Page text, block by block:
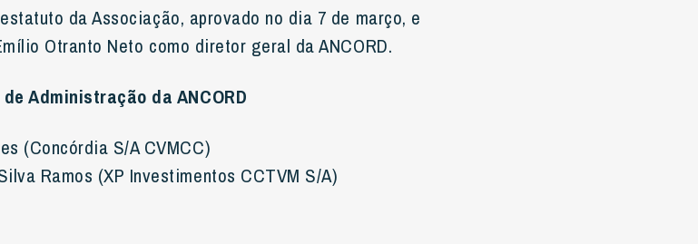
da Associação, aprovado no dia 7 de março, e
Otranto Neto como diretor geral da ANCORD.
Administração da ANCORD
(Concórdia S/A CVMCC)
Ramos (XP Investimentos CCTVM S/A)